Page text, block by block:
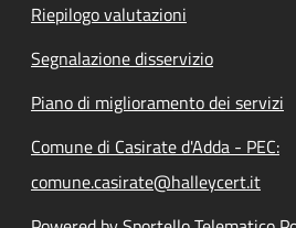
Riepilogo valutazioni
Segnalazione disservizio
Piano di miglioramento dei servizi
Comune di Casirate d'Adda - PEC:
comune.casirate@halleycert.it